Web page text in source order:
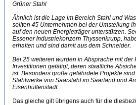
Grüner Stahl
Ähnlich ist die Lage im Bereich Stahl und
sollten 45 Unternehmen bei der Umstellung
auf den neuen Energieträger unterstützen.
Essener Industriekonzern Thyssenkrupp,
erhalten und sind damit aus dem Schneider.
Bei 25 weiteren wurden in Absprache mit der
Investitionen getätigt, deren staatliche
ist. Besonders große gefährdete Projekte
Stahlwerke von Saarstahl im Saarland und
Eisenhüttenstadt.
Das gleiche gilt übrigens auch für die